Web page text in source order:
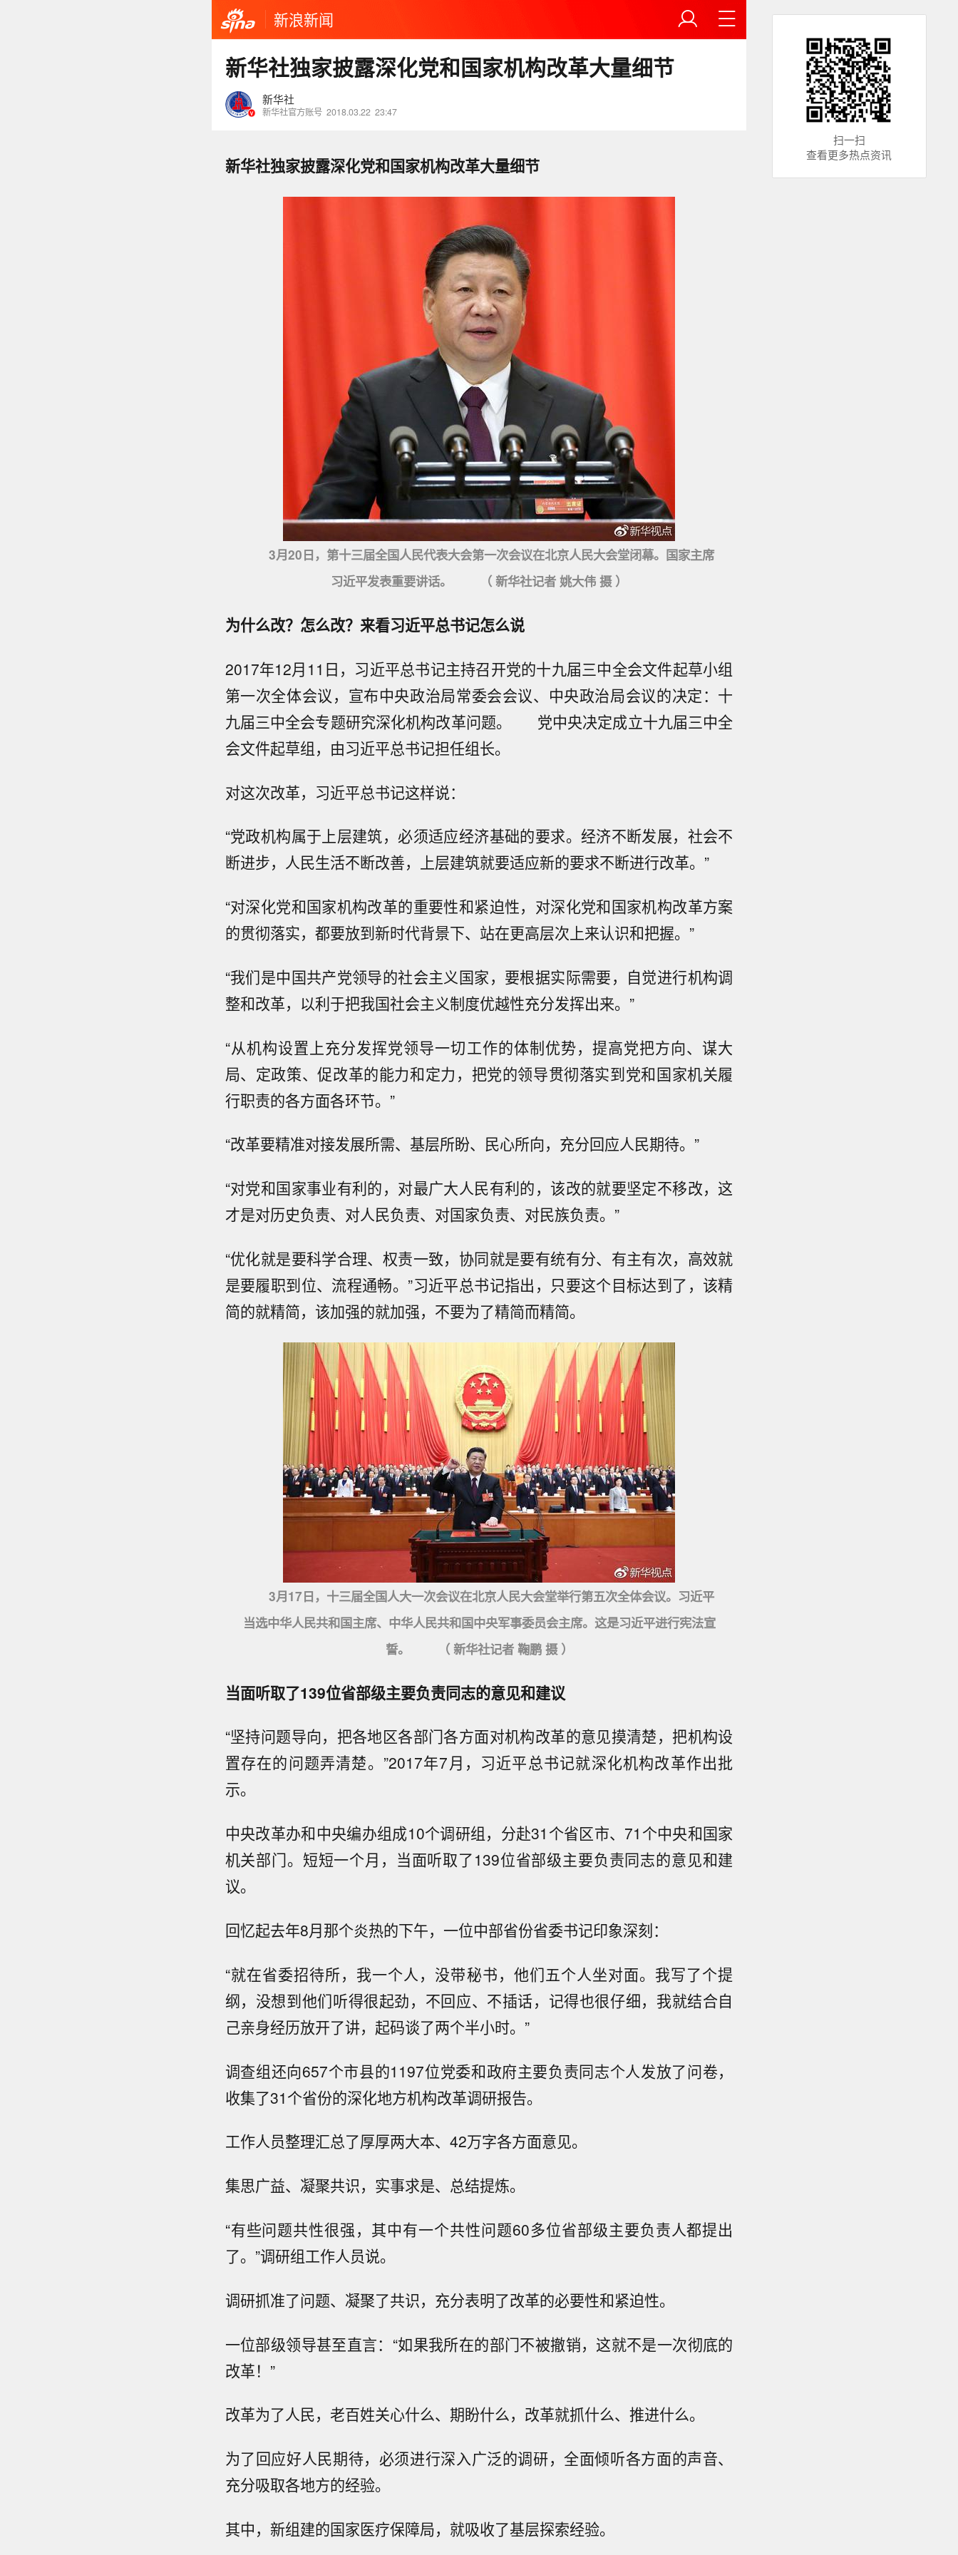
新浪新闻
新华社独家披露深化党和国家机构改革大量细节
新华社
新华社官方账号 2018.03.22 23:47
新华社独家披露深化党和国家机构改革大量细节
3月20日，第十三届全国人民代表大会第一次会议在北京人民大会堂闭幕。国家主席
习近平发表重要讲话。 （ 新华社记者 姚大伟 摄 ）
为什么改？怎么改？来看习近平总书记怎么说
2017年12月11日，习近平总书记主持召开党的十九届三中全会文件起草小组
第一次全体会议，宣布中央政治局常委会会议、中央政治局会议的决定：十
九届三中全会专题研究深化机构改革问题。 党中央决定成立十九届三中全
会文件起草组，由习近平总书记担任组长。
对这次改革，习近平总书记这样说：
“党政机构属于上层建筑，必须适应经济基础的要求。经济不断发展，社会不
断进步，人民生活不断改善，上层建筑就要适应新的要求不断进行改革。”
“对深化党和国家机构改革的重要性和紧迫性，对深化党和国家机构改革方案
的贯彻落实，都要放到新时代背景下、站在更高层次上来认识和把握。”
“我们是中国共产党领导的社会主义国家，要根据实际需要，自觉进行机构调
整和改革，以利于把我国社会主义制度优越性充分发挥出来。”
“从机构设置上充分发挥党领导一切工作的体制优势，提高党把方向、谋大
局、定政策、促改革的能力和定力，把党的领导贯彻落实到党和国家机关履
行职责的各方面各环节。”
“改革要精准对接发展所需、基层所盼、民心所向，充分回应人民期待。”
“对党和国家事业有利的，对最广大人民有利的，该改的就要坚定不移改，这
才是对历史负责、对人民负责、对国家负责、对民族负责。”
“优化就是要科学合理、权责一致，协同就是要有统有分、有主有次，高效就
是要履职到位、流程通畅。”习近平总书记指出，只要这个目标达到了，该精
简的就精简，该加强的就加强，不要为了精简而精简。
3月17日，十三届全国人大一次会议在北京人民大会堂举行第五次全体会议。习近平
当选中华人民共和国主席、中华人民共和国中央军事委员会主席。这是习近平进行宪法宣
誓。 （ 新华社记者 鞠鹏 摄 ）
当面听取了139位省部级主要负责同志的意见和建议
“坚持问题导向，把各地区各部门各方面对机构改革的意见摸清楚，把机构设
置存在的问题弄清楚。”2017年7月，习近平总书记就深化机构改革作出批
示。
中央改革办和中央编办组成10个调研组，分赴31个省区市、71个中央和国家
机关部门。短短一个月，当面听取了139位省部级主要负责同志的意见和建
议。
回忆起去年8月那个炎热的下午，一位中部省份省委书记印象深刻：
“就在省委招待所，我一个人，没带秘书，他们五个人坐对面。我写了个提
纲，没想到他们听得很起劲，不回应、不插话，记得也很仔细，我就结合自
己亲身经历放开了讲，起码谈了两个半小时。”
调查组还向657个市县的1197位党委和政府主要负责同志个人发放了问卷，
收集了31个省份的深化地方机构改革调研报告。
工作人员整理汇总了厚厚两大本、42万字各方面意见。
集思广益、凝聚共识，实事求是、总结提炼。
“有些问题共性很强，其中有一个共性问题60多位省部级主要负责人都提出
了。”调研组工作人员说。
调研抓准了问题、凝聚了共识，充分表明了改革的必要性和紧迫性。
一位部级领导甚至直言：“如果我所在的部门不被撤销，这就不是一次彻底的
改革！”
改革为了人民，老百姓关心什么、期盼什么，改革就抓什么、推进什么。
为了回应好人民期待，必须进行深入广泛的调研，全面倾听各方面的声音、
充分吸取各地方的经验。
其中，新组建的国家医疗保障局，就吸收了基层探索经验。
扫一扫
查看更多热点资讯